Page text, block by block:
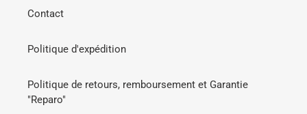
Contact
Politique d'expédition
Politique de retours, remboursement et Garantie
"Reparo"